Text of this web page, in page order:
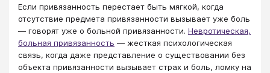
Если привязанность перестает быть мягкой, когда
отсутствие предмета привязанности вызывает уже боль
— говорят уже о больной привязанности. Невротическая,
больная привязанность — жесткая психологическая
связь, когда даже представление о существовании без
объекта привязанности вызывает страх и боль, ломку на